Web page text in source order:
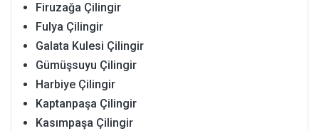
Firuzağa Çilingir
Fulya Çilingir
Galata Kulesi Çilingir
Gümüşsuyu Çilingir
Harbiye Çilingir
Kaptanpaşa Çilingir
Kasımpaşa Çilingir